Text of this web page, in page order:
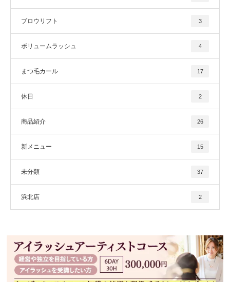
ブロウリフト 3
ボリュームラッシュ 4
まつ毛カール 17
休日 2
商品紹介 26
新メニュー 15
未分類 37
浜北店 2